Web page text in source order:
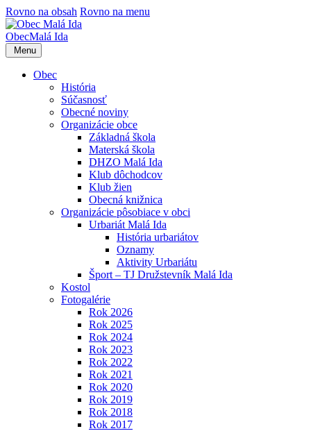
Rovno na obsah Rovno na menu
ObecMalá Ida
Menu
Obec
História
Súčasnosť
Obecné noviny
Organizácie obce
Základná škola
Materská škola
DHZO Malá Ida
Klub dôchodcov
Klub žien
Obecná knižnica
Organizácie pôsobiace v obci
Urbariát Malá Ida
História urbariátov
Oznamy
Aktivity Urbariátu
Šport – TJ Družstevník Malá Ida
Kostol
Fotogalérie
Rok 2026
Rok 2025
Rok 2024
Rok 2023
Rok 2022
Rok 2021
Rok 2020
Rok 2019
Rok 2018
Rok 2017